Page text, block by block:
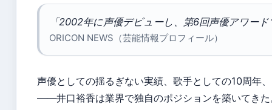
「2002年に声優デビューし、第6回声優アワー
ORICON NEWS（芸能情報プロフィール）
声優としての揺るぎない実績、歌手としての10周年
――井口裕香は業界で独自のポジションを築いてきた